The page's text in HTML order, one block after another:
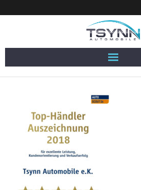
HOME
FAHRZEUGE
FINANZIERUNG
SERVICE
KONTACT